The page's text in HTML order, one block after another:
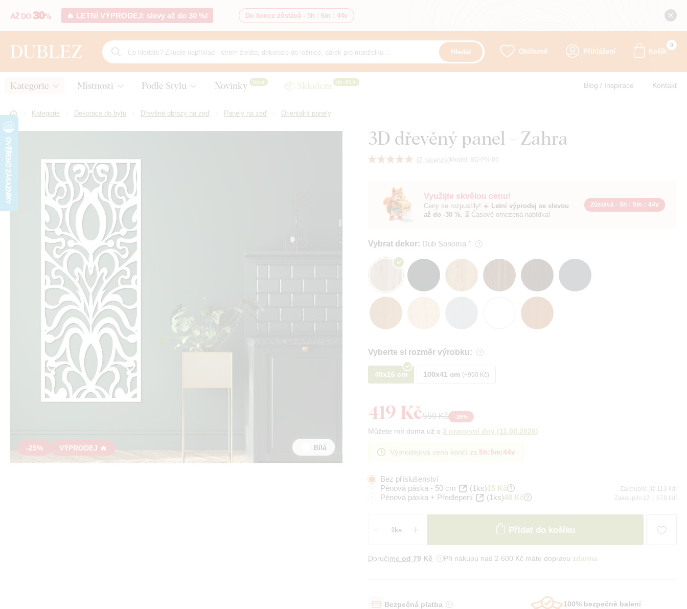
🔥 LETNÍ VÝPRODEJ: slevy až do 30 %! Do konce zůstává - 5h : 6m : 43v
Hledat Oblíbené Přihlášení Košík
0
Kategorie Místnosti Podle Stylu Novinky Nové 📦 Skladem do -50% Blog / Inspirace Kontakt
Kategorie Dekorace do bytu Dřevěné obrazy na zeď Panely na zeď Orientální panely
3D dřevěný panel - Zahra
(2 recenze) Model: BD-PN-05
-25% VÝPRODEJ 🔥 Bílá
Využijte skvělou cenu!
Ceny se rozpustily! ☀️ Letní výprodej se slevou
až do -30 %. ⏳ Časově omezená nabídka!
Zůstává - 5h : 5m : 43v
Vybrat dekor: Dub Sonoma
Vyberte si rozměr výrobku:
40x16 cm 100x41 cm +990 Kč
419 Kč559 Kč -26%
Můžete mít doma už o 3 pracovní dny (11.08.2026)
Výprodejová cena končí za 5h:5m:43v
Bez příslušenství
Pěnová páska - 50 cm
(1ks)15 Kč Zakoupilo již 113 lidí
Pěnová páska + Předlepení (1ks)48 Kč Zakoupilo již 1 678 lidí
Přidat do košíku
Doručíme od 79 Kč Při nákupu nad 2 600 Kč máte dopravu zdarma
Bezpečná platba
100% bezpečné balení